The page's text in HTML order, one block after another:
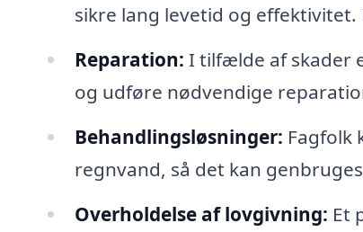
sikre lang levetid og
Reparation: I tilfælde af skader
og udføre nødvendige
Behandlingsløsninger: Fagfolk
regnvand, så det kan
Overholdelse af lovgivning: Et